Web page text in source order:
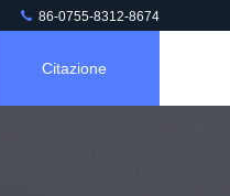
86-0755-8312-8674
Citazione